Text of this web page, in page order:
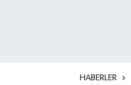
HABERLER
Tüm Manşetler